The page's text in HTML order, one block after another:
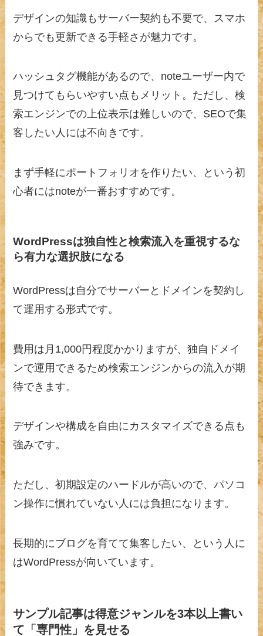
デザインの知識もサーバー契約も不要で、スマホ
からでも更新できる手軽さが魅力です。
ハッシュタグ機能があるので、noteユーザー内で
見つけてもらいやすい点もメリット。ただし、検
索エンジンでの上位表示は難しいので、SEOで集
客したい人には不向きです。
まず手軽にポートフォリオを作りたい、という初
心者にはnoteが一番おすすめです。
WordPressは独自性と検索流入を重視するな
ら有力な選択肢になる
WordPressは自分でサーバーとドメインを契約し
て運用する形式です。
費用は月1,000円程度かかりますが、独自ドメイ
ンで運用できるため検索エンジンからの流入が期
待できます。
デザインや構成を自由にカスタマイズできる点も
強みです。
ただし、初期設定のハードルが高いので、パソコ
ン操作に慣れていない人には負担になります。
長期的にブログを育てて集客したい、という人に
はWordPressが向いています。
サンプル記事は得意ジャンルを3本以上書い
て「専門性」を見せる